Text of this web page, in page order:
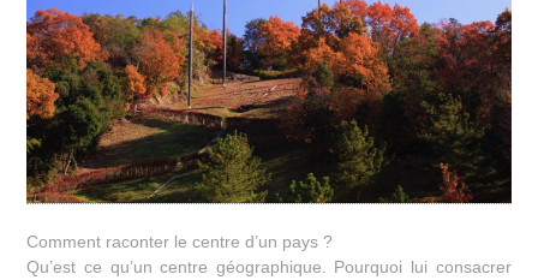
Comment raconter le centre d’un pays ?
Qu’est ce qu’un centre géographique. Pourquoi lui consacrer